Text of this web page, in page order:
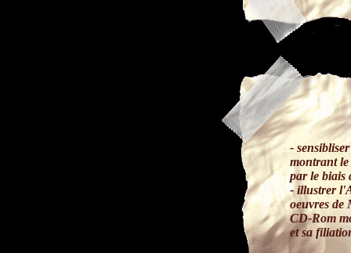
-
montrant le
par le biais
- illustrer
oeuvres de
CD-Rom
et sa